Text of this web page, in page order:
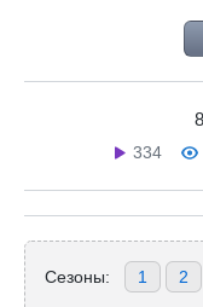
334
Сезоны: 1 2